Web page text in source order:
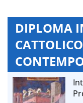
DIPLOMA